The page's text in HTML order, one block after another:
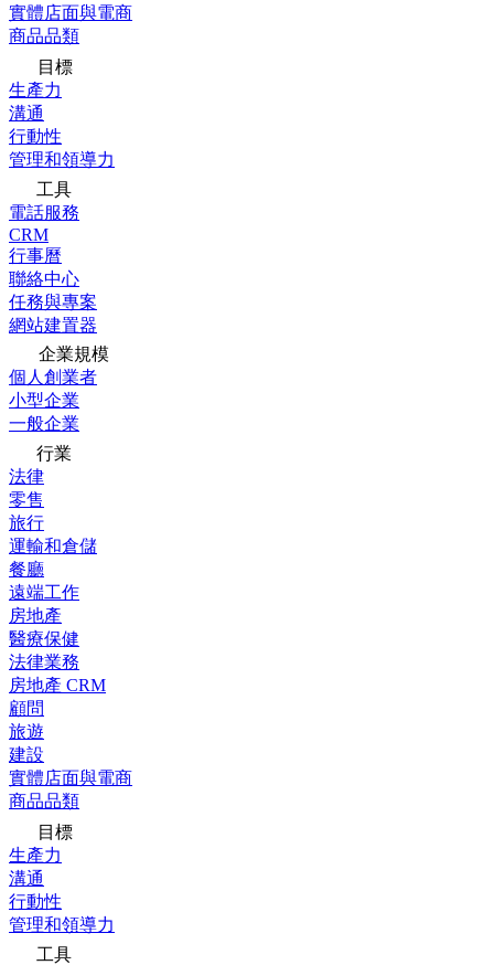
實體店面與電商
商品品類
目標
生產力
溝通
行動性
管理和領導力
工具
電話服務
CRM
行事曆
聯絡中心
任務與專案
網站建置器
企業規模
個人創業者
小型企業
一般企業
行業
法律
零售
旅行
運輸和倉儲
餐廳
遠端工作
房地產
醫療保健
法律業務
房地產 CRM
顧問
旅遊
建設
實體店面與電商
商品品類
目標
生產力
溝通
行動性
管理和領導力
工具